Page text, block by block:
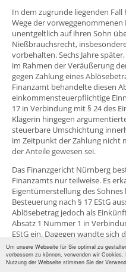
Um unsere Webseite für Sie optimal zu
verbessern zu können, verwenden wir Cookies.
Nutzung der Webseite stimmen Sie der
In dem zugrunde liegenden Fall
Wege der
unentgeltlich auf ihren Sohn
Nießbrauchsrecht,
vorbehalten. Sechs Jahre
im Rahmen der Veräußerung
gegen Zahlung eines
Finanzamt behandelte diesen
einkommensteuerpflichtige
17 in Verbindung mit § 24 des
Klägerin hingegen
steuerbare Umschichtung
im Zeitpunkt der Zahlung nicht
der Anteile gewesen sei.
Das Finanzgericht Nürnberg
Finanzamts nur teilweise. Es
Eigentümerstellung des Sohnes
Besteuerung nach § 17 EStG
Ablösebetrag jedoch als
Absatz 1 Nummer 1 in
EStG ein. Dagegen wandte sich
Die obersten Finanzrichter des
zugunsten der Klägerin. Sie